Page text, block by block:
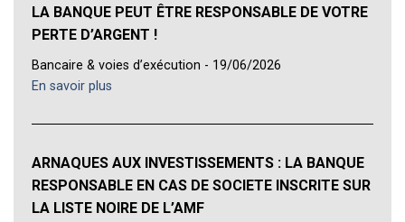
LA BANQUE PEUT ÊTRE RESPONSABLE DE VOTRE
PERTE D’ARGENT !
Bancaire & voies d’exécution - 19/06/2026
En savoir plus
ARNAQUES AUX INVESTISSEMENTS : LA BANQUE
RESPONSABLE EN CAS DE SOCIETE INSCRITE SUR
LA LISTE NOIRE DE L’AMF